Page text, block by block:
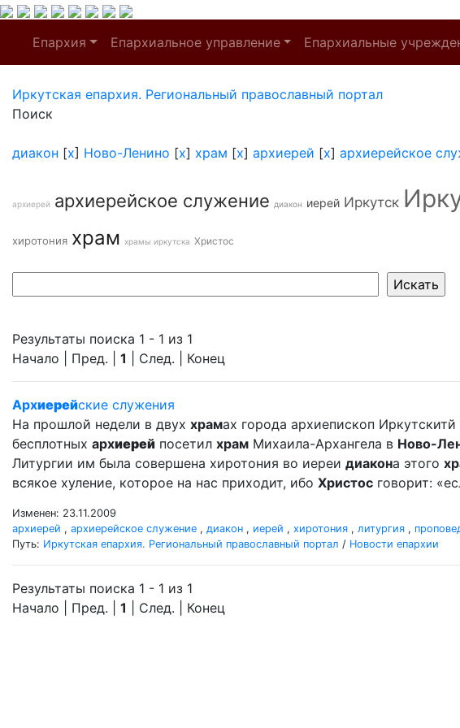
Епархия Епархиальное управление Епархиальные
Иркутская епархия. Региональный православный портал
Поиск
диакон [x] Ново-Ленино [x] храм [x] архиерей [x] архиерейское
архиерей архиерейское служение диакон иерей Иркутск
хиротония храм храмы иркутска Христос
Результаты поиска 1 - 1 из 1
Начало | Пред. | 1 | След. | Конец
Архиерейские служения
На прошлой недели в двух храмах города архиепископ
бесплотных архиерей посетил храм Михаила-Архангела в Ново-
Литургии им была совершена хиротония во иереи диакона этого
всякое хуление, которое на нас приходит, ибо Христос говорит:
Изменен: 23.11.2009
архиерей , архиерейское служение , диакон , иерей , хиротония , литургия ,
Путь: Иркутская епархия. Региональный православный портал / Новости епархии
Результаты поиска 1 - 1 из 1
Начало | Пред. | 1 | След. | Конец